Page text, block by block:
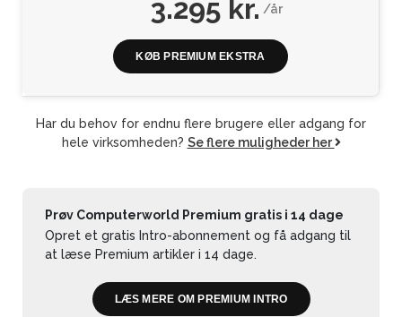
3.295 kr./år
KØB PREMIUM EKSTRA
Har du behov for endnu flere brugere eller adgang for
hele virksomheden? Se flere muligheder her
Prøv Computerworld Premium gratis i 14 dage
Opret et gratis Intro-abonnement og få adgang til
at læse Premium artikler i 14 dage.
LÆS MERE OM PREMIUM INTRO